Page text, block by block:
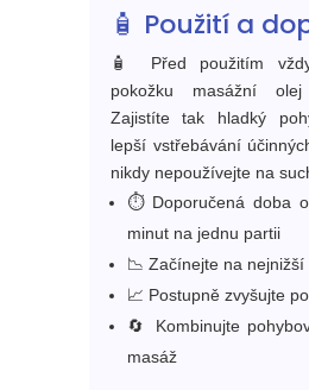
🧴 Použití a
🧴 Před použitím
pokožku masážní
Zajistíte tak hladký
lepší vstřebávání
nikdy nepoužívejte na
⏱️ Doporučená doba
minut na jednu partii
📉 Začínejte na nejnižší
📈 Postupně zvyšujte
🔄 Kombinujte
masáž